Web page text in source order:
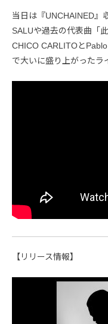
当日は『UNCHAINED』
SALUや過去の代表曲「
CHICO CARLITOと
で大いに盛り上がったラ
【リリース情報】